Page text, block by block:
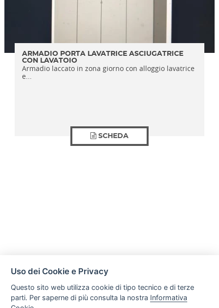
ARMADIO PORTA LAVATRICE ASCIUGATRICE
CON LAVATOIO
Armadio laccato in zona giorno con alloggio lavatrice
e...
SCHEDA
Uso dei Cookie e Privacy
Questo sito web utilizza cookie di tipo tecnico e di terze
parti. Per saperne di più consulta la nostra Informativa